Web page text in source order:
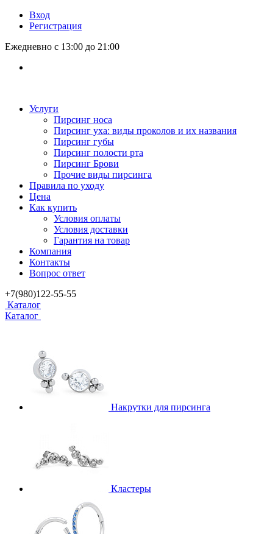
Вход
Регистрация
Ежедневно с 13:00 до 21:00
Услуги
Пирсинг носа
Пирсинг уха: виды проколов и их названия
Пирсинг губы
Пирсинг полости рта
Пирсинг Брови
Прочие виды пирсинга
Правила по уходу
Цена
Как купить
Условия оплаты
Условия доставки
Гарантия на товар
Компания
Контакты
Вопрос ответ
+7(980)122-55-55
Каталог
Каталог
Накрутки для пирсинга
Кластеры